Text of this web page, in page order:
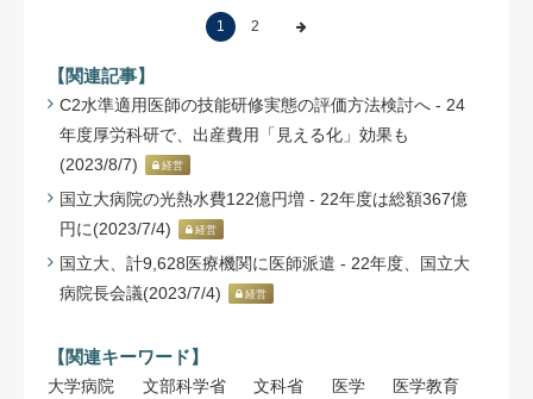
1 2
【関連記事】
C2水準適用医師の技能研修実態の評価方法検討へ - 24
年度厚労科研で、出産費用「見える化」効果も
(2023/8/7)
経営
国立大病院の光熱水費122億円増 - 22年度は総額367億
円に(2023/7/4)
経営
国立大、計9,628医療機関に医師派遣 - 22年度、国立大
病院長会議(2023/7/4)
経営
【関連キーワード】
大学病院 文部科学省 文科省 医学 医学教育